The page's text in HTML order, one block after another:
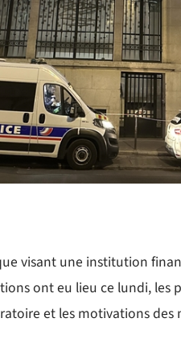
visant une institution
ont eu lieu ce lundi, les
et les motivations des